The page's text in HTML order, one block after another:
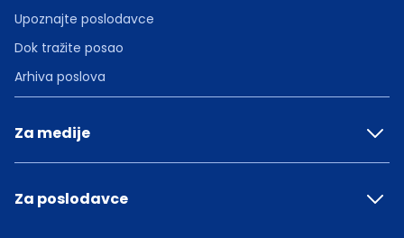
Upoznajte poslodavce
Dok tražite posao
Arhiva poslova
Za medije
Za poslodavce